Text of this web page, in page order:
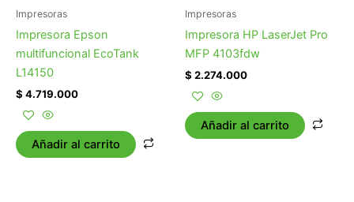
Impresoras
Impresora Epson
multifuncional EcoTank
L14150
$ 4.719.000
Añadir al carrito
Impresoras
Impresora HP LaserJet Pro
MFP 4103fdw
$ 2.274.000
Añadir al carrito